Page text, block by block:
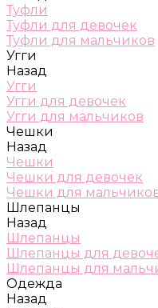
Туфли
Туфли для девочек
Туфли для мальчиков
Угги
Назад
Угги
Угги для девочек
Угги для мальчиков
Чешки
Назад
Чешки
Чешки для девочек
Чешки для
Шлепанцы
Назад
Шлепанцы
Шлепанцы для
Шлепанцы для
Одежда
Назад